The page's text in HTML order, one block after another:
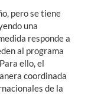
pero se tiene
una
responde a
al programa
ello, el
coordinada
de la